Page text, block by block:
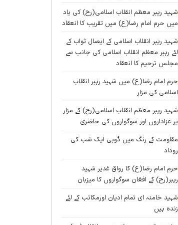
شہید رہبر معظم انقلاب اسلامی(رح) کی یاد
میں حرم امام رضا(ع) میں تقریب کا انعقاد
شہید رہبر انقلاب اسلامی کے ایصال ثواب کے
لئے رہبر معظم انقلاب اسلامی کی جانب سے
مجلس ترحیم کا انعقاد
حرم امام رضا(ع) میں شہید رہبر انقلاب
اسلامی کی مزار
شہید رہبر معظم انقلاب اسلامی(رح) کے مزار
پر عزاداروں اور سوگواروں کی حاضری
مقاومت کے رنگ میں ڈوبی ایک شب کی
روداد
حرم امام رضا(ع) کا رواق غدیر شہید
رہبر(رح) کے افغان سوگواروں کا میزبان
شہید خامنہ ای تمام ادیان اورمکاتب کے لئے
زندہ ہيں